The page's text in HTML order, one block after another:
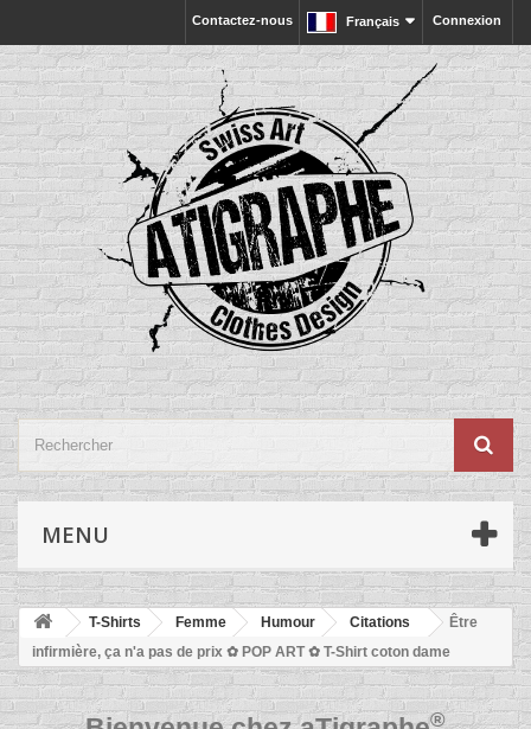
Connexion
Français
Contactez-nous
MENU
T-Shirts Femme Humour Citations
Être
infirmière, ça n'a pas de prix ✿ POP ART ✿ T-Shirt coton dame
®